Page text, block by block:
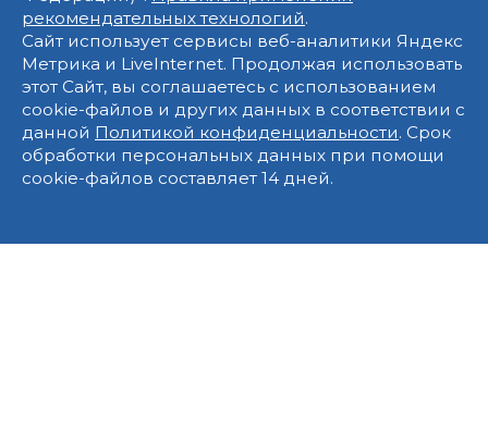
рекомендательных технологий.
Сайт использует сервисы веб-аналитики Яндекс
Метрика и LiveInternet. Продолжая использовать
этот Сайт, вы соглашаетесь с использованием
cookie-файлов и других данных в соответствии с
данной Политикой конфиденциальности. Срок
обработки персональных данных при помощи
cookie-файлов составляет 14 дней.